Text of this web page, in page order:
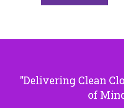
Delivering Clean
of